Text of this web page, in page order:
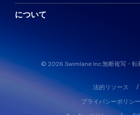
© 2026 Swimlane Inc.無断複写・転
法的リソース
プライバシーポリシー
について